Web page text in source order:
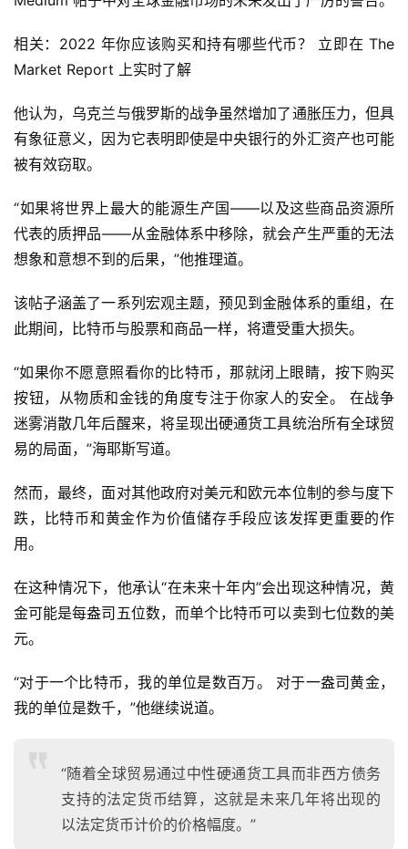
首
页
信
仰
a
h
r
9
9
指
相关：2022 年你应该购买和持有哪些代币？ 立即在 The
Market Report 上实时了解
他认为，乌克兰与俄罗斯的战争虽然增加了通胀压力，但具
有象征意义，因为它表明即使是中央银行的外汇资产也可能
被有效窃取。
“如果将世界上最大的能源生产国——以及这些商品资源所
代表的质押品——从金融体系中移除，就会产生严重的无法
想象和意想不到的后果，”他推理道。
该帖子涵盖了一系列宏观主题，预见到金融体系的重组，在
此期间，比特币与股票和商品一样，将遭受重大损失。
“如果你不愿意照看你的比特币，那就闭上眼睛，按下购买
按钮，从物质和金钱的角度专注于你家人的安全。 在战争
迷雾消散几年后醒来，将呈现出硬通货工具统治所有全球贸
易的局面，”海耶斯写道。
然而，最终，面对其他政府对美元和欧元本位制的参与度下
跌，比特币和黄金作为价值储存手段应该发挥更重要的作
用。
在这种情况下，他承认“在未来十年内”会出现这种情况，黄
金可能是每盎司五位数，而单个比特币可以卖到七位数的美
元。
“对于一个比特币，我的单位是数百万。 对于一盎司黄金，
我的单位是数千，”他继续说道。
“随着全球贸易通过中性硬通货工具而非西方债务
支持的法定货币结算，这就是未来几年将出现的
以法定货币计价的价格幅度。”